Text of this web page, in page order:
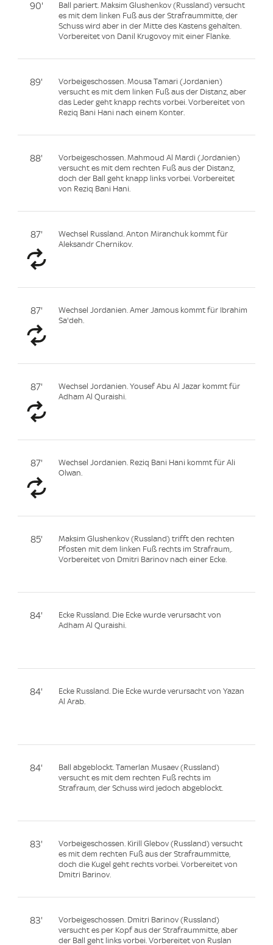
90'
Ball pariert. Maksim Glushenkov (Russland) versucht
es mit dem linken Fuß aus der Strafraummitte, der
Schuss wird aber in der Mitte des Kastens gehalten.
Vorbereitet von Danil Krugovoy mit einer Flanke.
89'
Vorbeigeschossen. Mousa Tamari (Jordanien)
versucht es mit dem linken Fuß aus der Distanz, aber
das Leder geht knapp rechts vorbei. Vorbereitet von
Reziq Bani Hani nach einem Konter.
88'
Vorbeigeschossen. Mahmoud Al Mardi (Jordanien)
versucht es mit dem rechten Fuß aus der Distanz,
doch der Ball geht knapp links vorbei. Vorbereitet
von Reziq Bani Hani.
87'
Wechsel Russland. Anton Miranchuk kommt für
Aleksandr Chernikov.
87'
Wechsel Jordanien. Amer Jamous kommt für Ibrahim
Sa'deh.
87'
Wechsel Jordanien. Yousef Abu Al Jazar kommt für
Adham Al Quraishi.
87'
Wechsel Jordanien. Reziq Bani Hani kommt für Ali
Olwan.
85'
Maksim Glushenkov (Russland) trifft den rechten
Pfosten mit dem linken Fuß rechts im Strafraum,.
Vorbereitet von Dmitri Barinov nach einer Ecke.
84'
Ecke Russland. Die Ecke wurde verursacht von
Adham Al Quraishi.
84'
Ecke Russland. Die Ecke wurde verursacht von Yazan
Al Arab.
84'
Ball abgeblockt. Tamerlan Musaev (Russland)
versucht es mit dem rechten Fuß rechts im
Strafraum, der Schuss wird jedoch abgeblockt.
83'
Vorbeigeschossen. Kirill Glebov (Russland) versucht
es mit dem rechten Fuß aus der Strafraummitte,
doch die Kugel geht rechts vorbei. Vorbereitet von
Dmitri Barinov.
83'
Vorbeigeschossen. Dmitri Barinov (Russland)
versucht es per Kopf aus der Strafraummitte, aber
der Ball geht links vorbei. Vorbereitet von Ruslan